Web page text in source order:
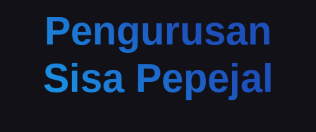
Pengurusan
Sisa Pepejal